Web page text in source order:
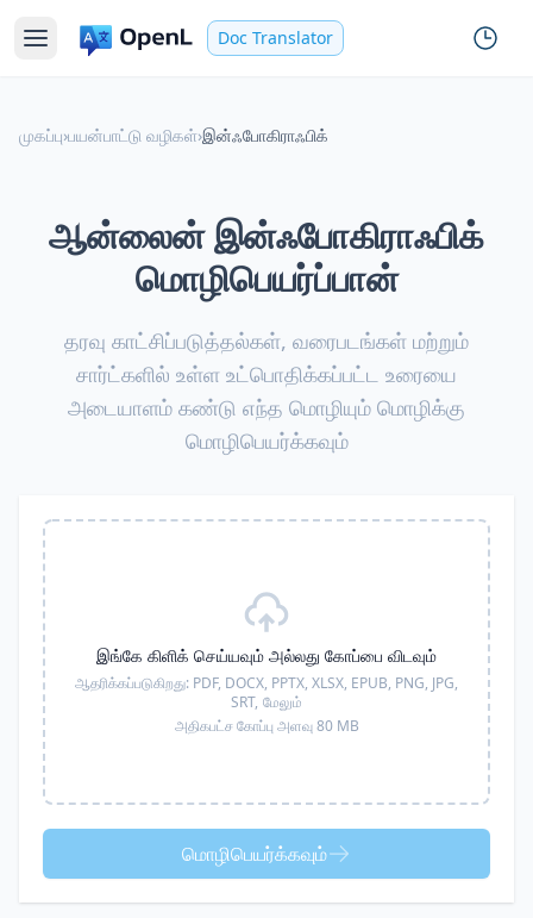
Doc Translator
முகப்பு›பயன்பாட்டு வழிகள்›இன்ஃபோகிராஃபிக்
ஆன்லைன் இன்ஃபோகிராஃபிக்
மொழிபெயர்ப்பான்
தரவு காட்சிப்படுத்தல்கள், வரைபடங்கள் மற்றும்
சார்ட்களில் உள்ள உட்பொதிக்கப்பட்ட உரையை
அடையாளம் கண்டு எந்த மொழியும் மொழிக்கு
மொழிபெயர்க்கவும்
இங்கே கிளிக் செய்யவும் அல்லது கோப்பை விடவும்
ஆதரிக்கப்படுகிறது: PDF, DOCX, PPTX, XLSX, EPUB, PNG, JPG,
SRT, மேலும்
அதிகபட்ச கோப்பு அளவு 80 MB
மொழிபெயர்க்கவும்